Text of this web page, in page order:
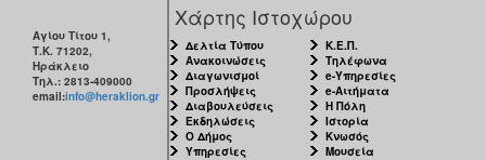
Αγίου Τίτου 1,
Τ.Κ. 71202,
Ηράκλειο
Τηλ.: 2813-409000
email:info@heraklion.gr
Χάρτης Ιστοχώρου
Δελτία Τύπου
Ανακοινώσεις
Διαγωνισμοί
Προσλήψεις
Διαβουλεύσεις
Εκδηλώσεις
Ο Δήμος
Υπηρεσίες
Κ.Ε.Π.
Τηλέφωνα
e-Υπηρεσίες
e-Αιτήματα
Η Πόλη
Ιστορία
Κνωσός
Μουσεία